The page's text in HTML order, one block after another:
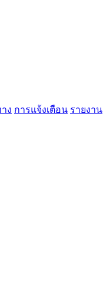
ง การแจ้งเตือน รายงาน